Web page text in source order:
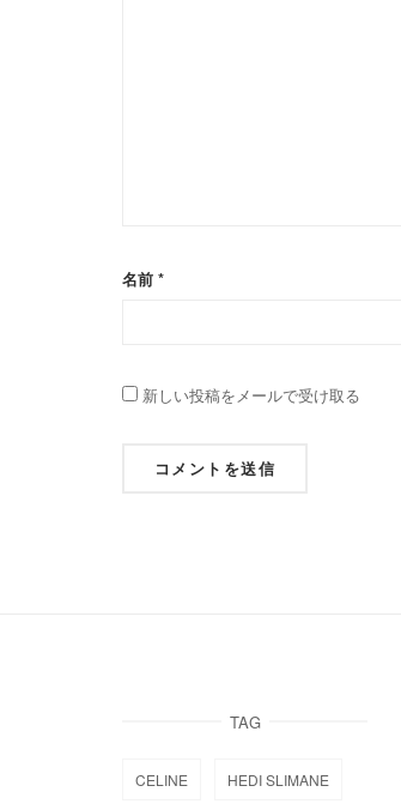
名前 *
新しい投稿をメールで受け取る
TAG
CELINE HEDI SLIMANE